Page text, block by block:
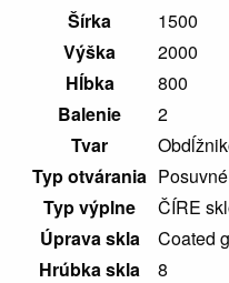
Šírka
1500
Výška
2000
Hĺbka
800
Balenie
2
Tvar
Typ otvárania Posuvné
Typ výplne
ČÍRE
Úprava skla
Coated
Hrúbka skla
8